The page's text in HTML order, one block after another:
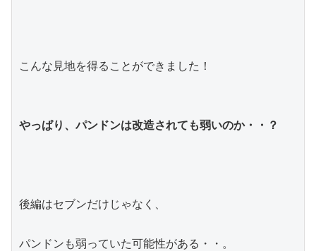
こんな見地を得ることができました！
やっぱり、パンドンは改造されても弱いのか・・？
後編はセブンだけじゃなく、
パンドンも弱っていた可能性がある・・。